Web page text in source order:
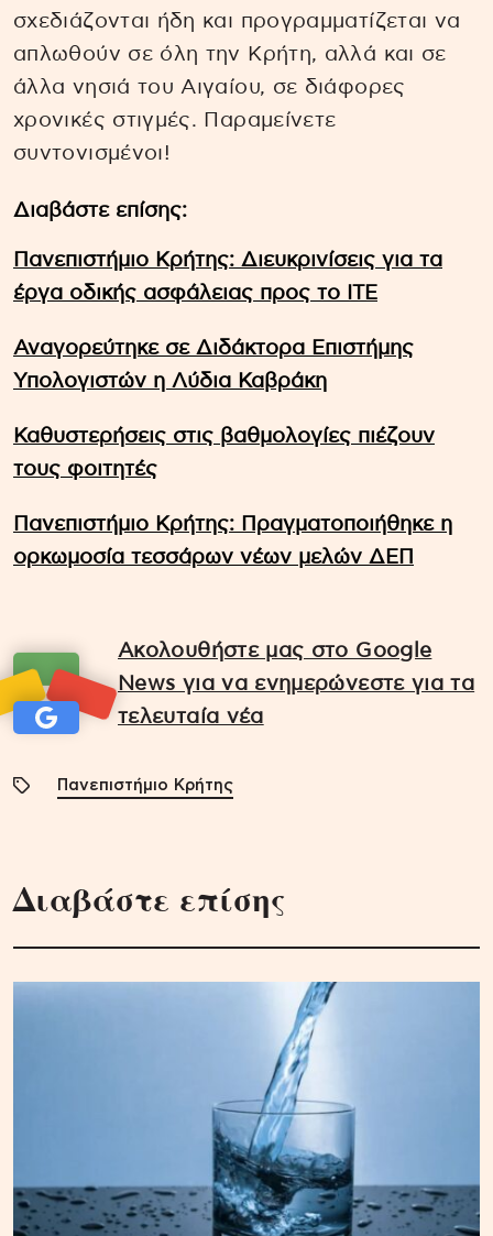
σχεδιάζονται ήδη και προγραμματίζεται να
απλωθούν σε όλη την Κρήτη, αλλά και σε
άλλα νησιά του Αιγαίου, σε διάφορες
χρονικές στιγμές. Παραμείνετε
συντονισμένοι!
Διαβάστε επίσης:
Πανεπιστήμιο Κρήτης: Διευκρινίσεις για τα
έργα οδικής ασφάλειας προς το ΙΤΕ
Αναγορεύτηκε σε Διδάκτορα Επιστήμης
Υπολογιστών η Λύδια Καβράκη
Καθυστερήσεις στις βαθμολογίες πιέζουν
τους φοιτητές
Πανεπιστήμιο Κρήτης: Πραγματοποιήθηκε η
ορκωμοσία τεσσάρων νέων μελών ΔΕΠ
Ακολουθήστε μας στο Google
News για να ενημερώνεστε για τα
τελευταία νέα
Πανεπιστήμιο Κρήτης
Διαβάστε επίσης